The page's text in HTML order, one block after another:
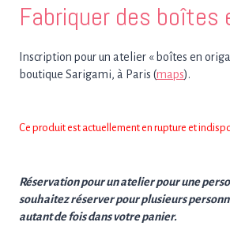
Fabriquer des boîtes
Inscription pour un atelier « boîtes en
boutique Sarigami, à Paris (maps).
Ce produit est actuellement en rupture et
Réservation pour un atelier pour une
souhaitez réserver pour plusieurs
autant de fois dans votre panier.